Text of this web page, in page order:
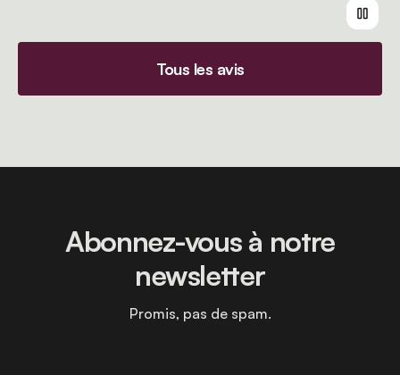
Tous les avis
Abonnez-vous à notre
newsletter
Promis, pas de spam.